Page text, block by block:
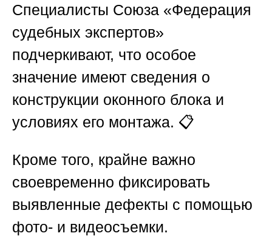
Специалисты Союза «Федерация
судебных экспертов»
подчеркивают, что особое
значение имеют сведения о
конструкции оконного блока и
условиях его монтажа. 📋
Кроме того, крайне важно
своевременно фиксировать
выявленные дефекты с помощью
фото- и видеосъемки.